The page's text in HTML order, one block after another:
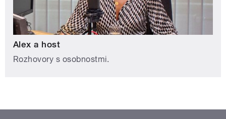
Alex a host
Rozhovory s osobnostmi.